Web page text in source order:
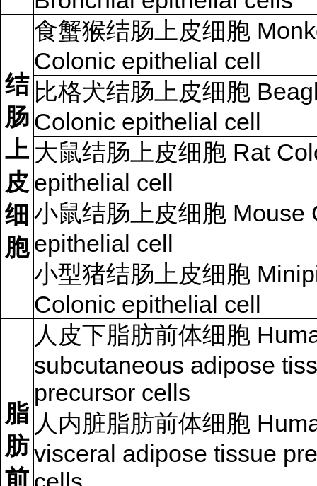
结
肠
上
皮
细
胞
食蟹猴结肠上皮细胞
Colonic epithelial cell
比格犬结肠上皮细胞
Colonic epithelial cell
大鼠结肠上皮细胞 Rat
epithelial cell
小鼠结肠上皮细胞 Mouse
epithelial cell
小型猪结肠上皮细胞
Colonic epithelial cell
脂
肪
前
人皮下脂肪前体细胞
subcutaneous adipose
precursor cells
人内脏脂肪前体细胞
visceral adipose tissue